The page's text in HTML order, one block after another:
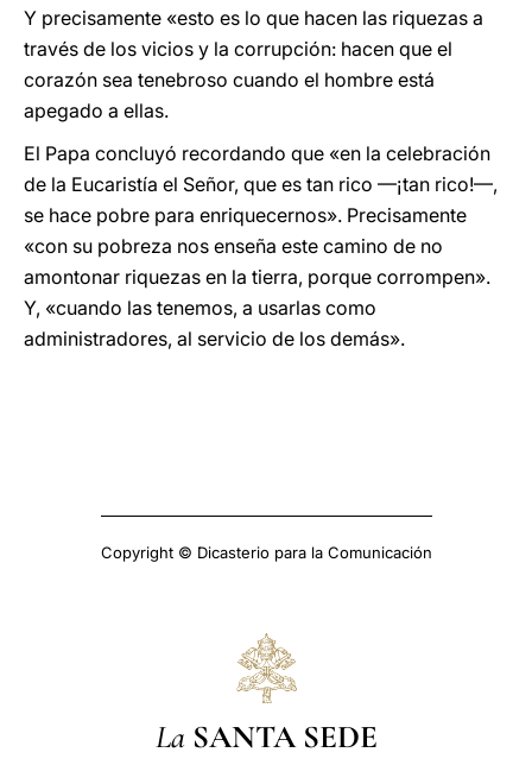
Y precisamente «esto es lo que hacen las riquezas a
través de los vicios y la corrupción: hacen que el
corazón sea tenebroso cuando el hombre está
apegado a ellas.
El Papa concluyó recordando que «en la celebración
de la Eucaristía el Señor, que es tan rico —¡tan rico!—,
se hace pobre para enriquecernos». Precisamente
«con su pobreza nos enseña este camino de no
amontonar riquezas en la tierra, porque corrompen».
Y, «cuando las tenemos, a usarlas como
administradores, al servicio de los demás».
Copyright © Dicasterio para la Comunicación
La SANTA SEDE